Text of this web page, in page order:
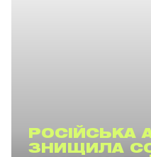
РОСІЙСЬКА
ЗНИЩИЛА